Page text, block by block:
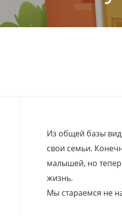
Из общей базы
свои семьи.
малышей, но
жизнь.
Мы стараемся не